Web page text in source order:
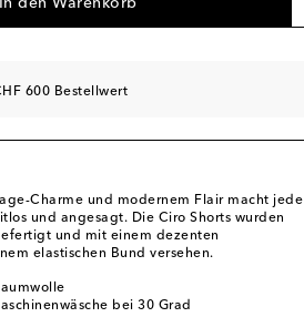
den Warenkorb
600 Bestellwert
Charme und modernem Flair macht jede
und angesagt. Die Ciro Shorts wurden
und mit einem dezenten
elastischen Bund versehen.
bei 30 Grad